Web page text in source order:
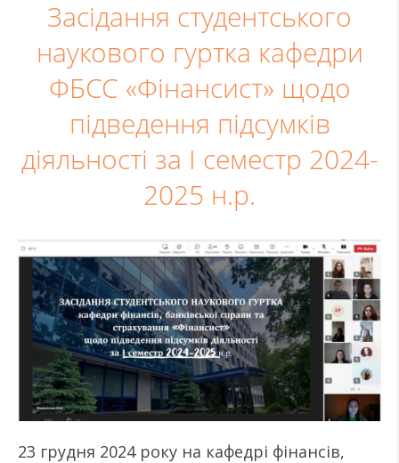
Засідання студентського
наукового гуртка кафедри
ФБСС «Фінансист» щодо
підведення підсумків
діяльності за І семестр 2024-
2025 н.р.
23 грудня 2024 року на кафедрі фінансів,